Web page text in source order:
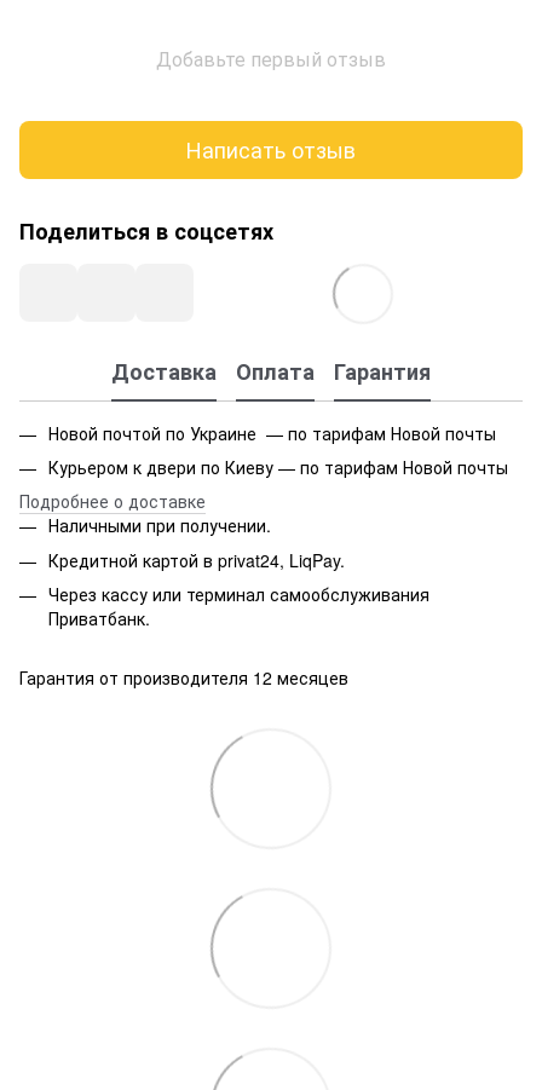
Добавьте первый отзыв
Написать отзыв
Поделиться в соцсетях
Доставка Оплата Гарантия
Новой почтой по Украине — по тарифам Новой почты
Курьером к двери по Киеву — по тарифам Новой почты
Подробнее о доставке
Наличными при получении.
Кредитной картой в privat24, LiqPay.
Через кассу или терминал самообслуживания
Приватбанк.
Гарантия от производителя 12 месяцев